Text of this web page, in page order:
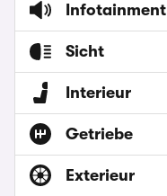
Infotainment
Sicht
Interieur
Getriebe
Exterieur